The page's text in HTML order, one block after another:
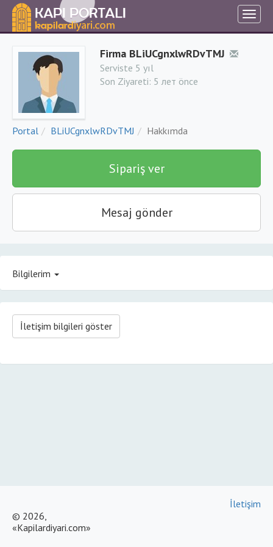
Firma BLiUCgnxlwRDvTMJ
Serviste 5 yıl
Son Ziyareti: 5 лет önce
Portal BLiUCgnxlwRDvTMJ Hakkımda
Sipariş ver
Mesaj gönder
Bilgilerim
İletişim bilgileri göster
© 2026,
«Kapilardiyari.com»
İletişim